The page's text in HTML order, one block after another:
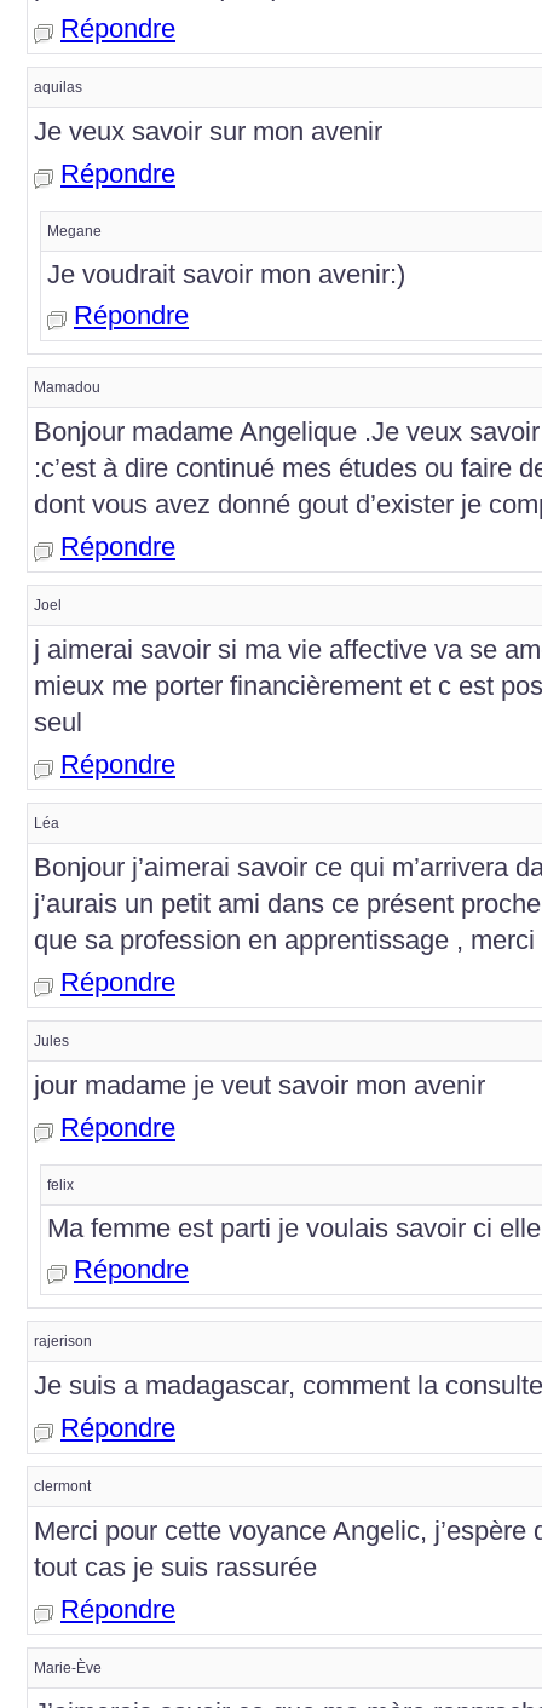
Répondre
aquilas
Je veux savoir sur mon avenir
Répondre
Megane
Je voudrait savoir mon avenir:)
Répondre
Mamadou
Bonjour madame Angelique .Je veux
:c’est à dire continué mes études ou faire
dont vous avez donné gout d’exister je
Répondre
Joel
j aimerai savoir si ma vie affective va se
mieux me porter financièrement et c est
seul
Répondre
Léa
Bonjour j’aimerai savoir ce qui m’arrivera
j’aurais un petit ami dans ce présent
que sa profession en apprentissage , merci
Répondre
Jules
jour madame je veut savoir mon avenir
Répondre
felix
Ma femme est parti je voulais savoir ci
Répondre
rajerison
Je suis a madagascar, comment la
Répondre
clermont
Merci pour cette voyance Angelic, j’espère
tout cas je suis rassurée
Répondre
Marie-Ève